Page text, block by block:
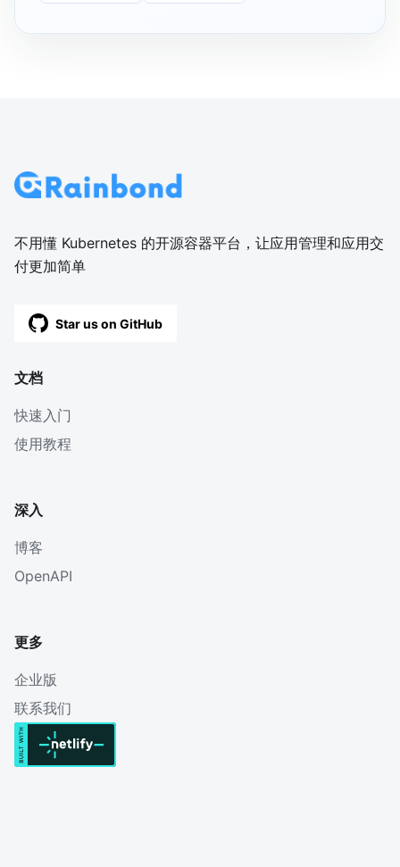
不用懂 Kubernetes 的开源容器平台，让应用管理和应用交
付更加简单
Star us on GitHub
文档
快速入门
使用教程
深入
博客
OpenAPI
更多
企业版
联系我们